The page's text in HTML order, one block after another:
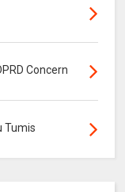
Concern
Tumis